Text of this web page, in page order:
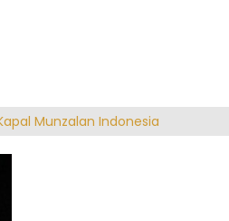
Munzalan Indonesia